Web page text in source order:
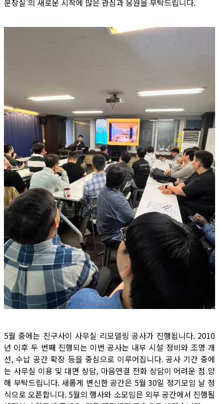
분장실’의 새로운 시작에 많은 관심과 응원을 부탁드립니다.
5월 중에는 친구사이 사무실 리모델링 공사가 진행됩니다. 2010
년 이후 두 번째 진행되는 이번 공사는 내부 시설 정비와 조명 개
선, 수납 공간 확장 등을 중심으로 이루어집니다. 공사 기간 중에
는 사무실 이용 및 대면 상담, 마음연결 전화 상담이 어려운 점 양
해 부탁드립니다. 새롭게 변신한 공간은 5월 30일 정기모임 날 정
식으로 오픈합니다. 5월의 행사와 소모임은 외부 공간에서 진행될